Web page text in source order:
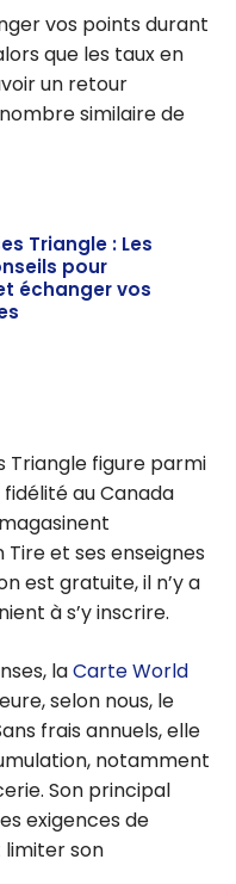
vos points durant
que les taux en
un retour
similaire de
Triangle : Les
pour
échanger vos
Triangle figure parmi
au Canada
et ses enseignes
est gratuite, il n’y a
à s’y inscrire.
laCarte World
selon nous, le
frais annuels, elle
notamment
Son principal
exigences de
limiter son